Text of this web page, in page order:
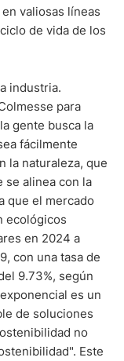
valiosas líneas
de vida de los
industria.
para
gente busca la
fácilmente
la naturaleza, que
se alinea con la
que el mercado
ecológicos
en 2024 a
con una tasa de
9.73%, según
es un
de soluciones
no
Este